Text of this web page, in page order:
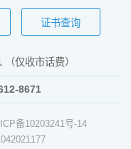
证书查询
（仅收市话费）
8671
备10203241号-14